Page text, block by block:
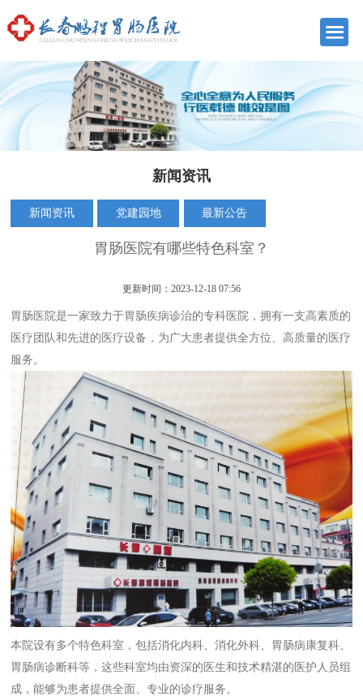
新闻资讯
新闻资讯 党建园地 最新公告
胃肠医院有哪些特色科室？
更新时间：2023-12-18 07:56
胃肠医院是一家致力于胃肠疾病诊治的专科医院，拥有一支高素质的
医疗团队和先进的医疗设备，为广大患者提供全方位、高质量的医疗
服务。
本院设有多个特色科室，包括消化内科、消化外科、胃肠病康复科、
胃肠病诊断科等，这些科室均由资深的医生和技术精湛的医护人员组
成，能够为患者提供全面、专业的诊疗服务。